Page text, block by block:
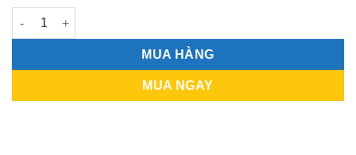
JieYing M24 - Bản Cao Cấp số lượng
MUA HÀNG
MUA NGAY